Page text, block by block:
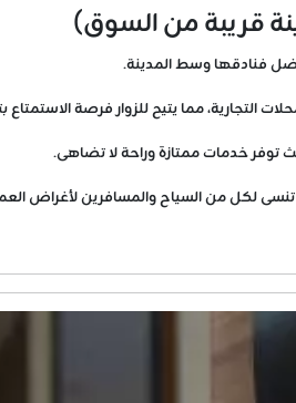
قريبة من السوق)
فنادقها وسط المدينة.
التجارية، مما يتيح للزوار فرصة
تنسى لكل من السياح والمسافرين لأغراض